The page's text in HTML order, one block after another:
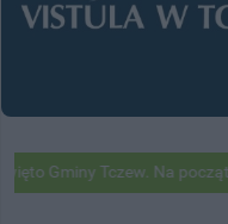
Tczew. Na początek